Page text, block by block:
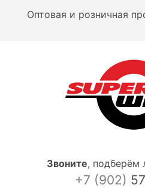
Оптовая и розничная
Звоните, подберём
+7 (902)